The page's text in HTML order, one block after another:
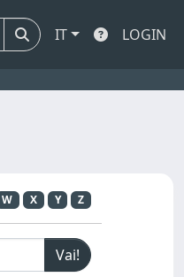
IT LOGIN
W X Y Z